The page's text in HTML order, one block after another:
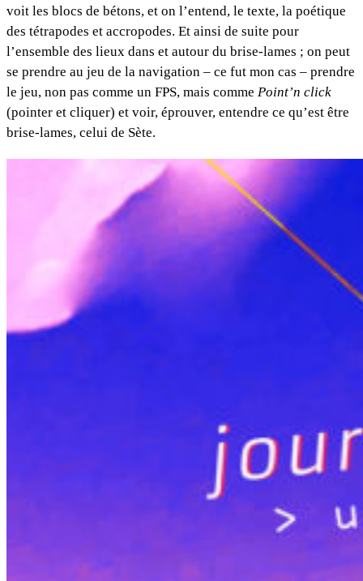
voit les blocs de bétons, et on l’entend, le texte, la poétique
des tétrapodes et accropodes. Et ainsi de suite pour
l’ensemble des lieux dans et autour du brise-lames ; on peut
se prendre au jeu de la navigation – ce fut mon cas – prendre
le jeu, non pas comme un FPS, mais comme Point’n click
(pointer et cliquer) et voir, éprouver, entendre ce qu’est être
brise-lames, celui de Sète.